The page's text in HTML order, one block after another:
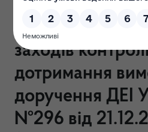
Наказ від
ОД "Щодо
заходів
дотримання
доручення ДЕІ
№296 від